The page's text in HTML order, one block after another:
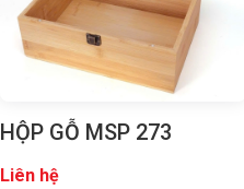
HỘP GỖ MSP 273
Liên hệ